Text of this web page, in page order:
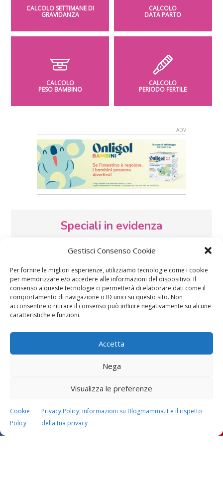
Gestisci Consenso Cookie
Per fornire le migliori esperienze, utilizziamo tecnologie come i cookie
per memorizzare e/o accedere alle informazioni del dispositivo. Il
consenso a queste tecnologie ci permetterà di elaborare dati come il
comportamento di navigazione o ID unici su questo sito. Non
acconsentire o ritirare il consenso può influire negativamente su alcune
caratteristiche e funzioni.
Accetta
Nega
Visualizza le preferenze
Cookie
Policy
Privacy Policy: informazioni su Blogmamma.it e il rispetto
della tua privacy
CALCOLO SETTIMANE DI
GRAVIDANZA
CALCOLO
DATA PARTO
CALCOLO
PESO BAMBINO
CALCOLO
PERIODO FERTILE
Speciali in evidenza
Vaccini SOS Pediatra
d’auguri, filastrocche